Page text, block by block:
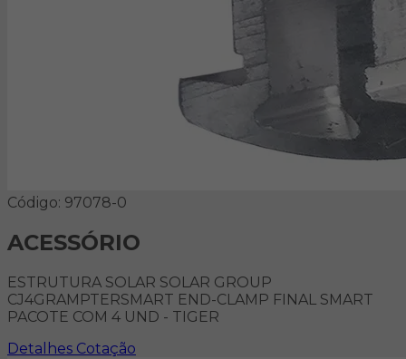
Código: 97078-0
ACESSÓRIO
ESTRUTURA SOLAR SOLAR GROUP
CJ4GRAMPTERSMART END-CLAMP FINAL SMART
PACOTE COM 4 UND - TIGER
Detalhes Cotação